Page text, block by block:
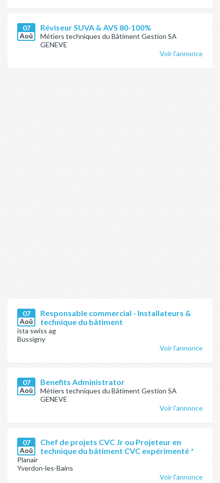
07
Aoû
Réviseur SUVA & AVS 80-100%
Métiers techniques du Bâtiment Gestion SA
GENEVE
Voir l'annonce
07
Aoû
Responsable commercial - Installateurs &
technique du bâtiment
ista swiss ag
Bussigny
Voir l'annonce
07
Aoû
Benefits Administrator
Métiers techniques du Bâtiment Gestion SA
GENEVE
Voir l'annonce
07
Aoû
Chef de projets CVC Jr ou Projeteur en
technique du bâtiment CVC expérimenté *
Planair
Yverdon-les-Bains
Voir l'annonce